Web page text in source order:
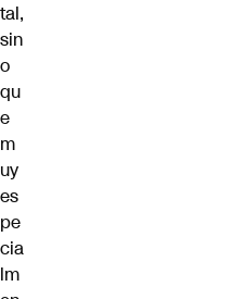
tal,
sin
o
qu
e
m
uy
es
pe
cia
lm